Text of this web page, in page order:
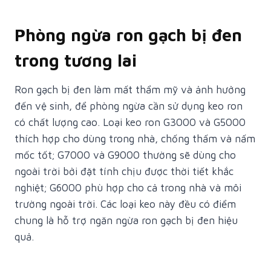
Phòng ngừa ron gạch bị đen
trong tương lai
Ron gạch bị đen làm mất thẩm mỹ và ảnh hưởng
đến vệ sinh, để phòng ngừa cần sử dụng keo ron
có chất lượng cao. Loại keo ron G3000 và G5000
thích hợp cho dùng trong nhà, chống thấm và nấm
mốc tốt; G7000 và G9000 thường sẽ dùng cho
ngoài trời bởi đặt tính chịu được thời tiết khắc
nghiệt; G6000 phù hợp cho cả trong nhà và môi
trường ngoài trời. Các loại keo này đều có điểm
chung là hỗ trợ ngăn ngừa ron gạch bị đen hiệu
quả.